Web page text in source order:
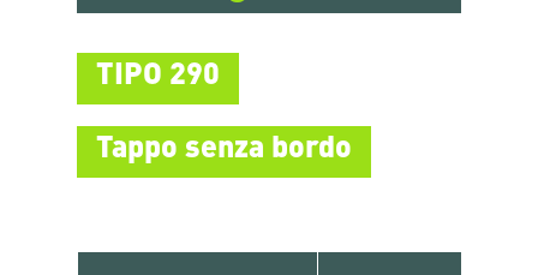
TIPO 290
Tappo senza bordo